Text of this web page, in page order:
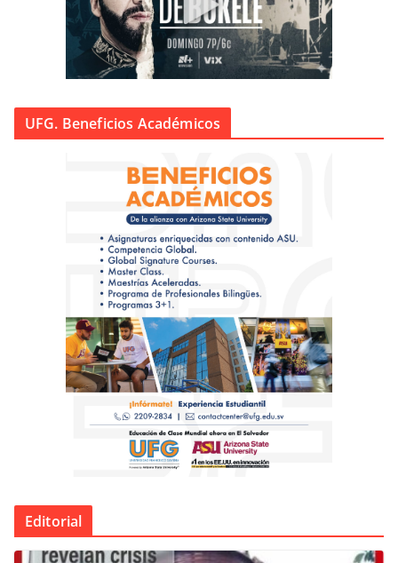
UFG. Beneficios Académicos
Editorial